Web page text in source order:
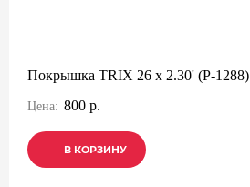
Покрышка TRIX 26 x 2.30' (P-1288)
Цена: 800 р.
В КОРЗИНУ
В КОРЗИНУ
В КОРЗИНУ